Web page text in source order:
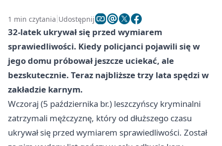
1 min czytania Udostępnij
32-latek ukrywał się przed wymiarem
sprawiedliwości. Kiedy policjanci pojawili się w
jego domu próbował jeszcze uciekać, ale
bezskutecznie. Teraz najbliższe trzy lata spędzi w
zakładzie karnym.
Wczoraj (5 października br.) leszczyńscy kryminalni
zatrzymali mężczyznę, który od dłuższego czasu
ukrywał się przed wymiarem sprawiedliwości. Został